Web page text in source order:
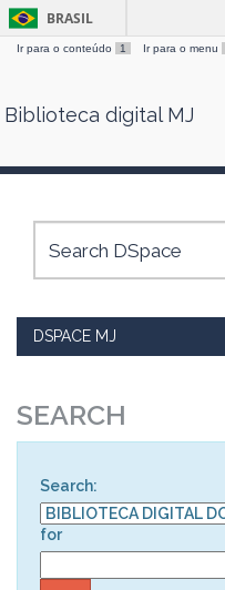
Skip
BRASIL
Ir para o conteúdo 1 Ir para o menu
Biblioteca digital MJ
DSPACE MJ
SEARCH
Search:
for